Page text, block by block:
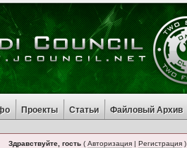
Проекты Статьи Файловый Архив
Здравствуйте, гость( Авторизация| Регистрация)